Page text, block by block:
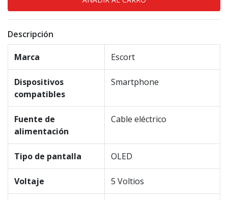
Descripción
Marca Escort
Dispositivos
compatibles
Smartphone
Fuente de
alimentación
Cable eléctrico
Tipo de pantalla OLED
Voltaje 5 Voltios